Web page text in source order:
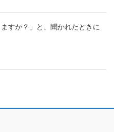
ますか？」と、聞かれたときに